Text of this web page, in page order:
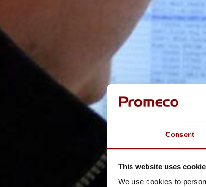
Consent
This website uses
We use cookies to